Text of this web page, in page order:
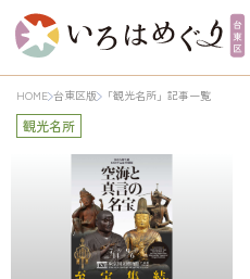
HOME 台東区版 「観光名所」記事一覧
観光名所